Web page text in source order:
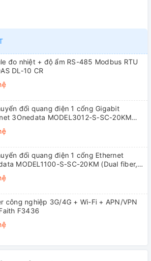
đo nhiệt + độ ẩm RS-485 Modbus RTU
DL-10 CR
đổi quang điện 1 cổng Gigabit
3Onedata MODEL3012-S-SC-20KM
đổi quang điện 1 cổng Ethernet
MODEL1100-S-SC-20KM (Dual fiber,
công nghiệp 3G/4G + Wi-Fi + APN/VPN
F3436